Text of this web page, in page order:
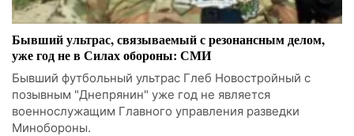
Бывший ультрас, связываемый с резонансным делом,
уже год не в Силах обороны: СМИ
Бывший футбольный ультрас Глеб Новостройный с
позывным "Днепрянин" уже год не является
военнослужащим Главного управления разведки
Минобороны.